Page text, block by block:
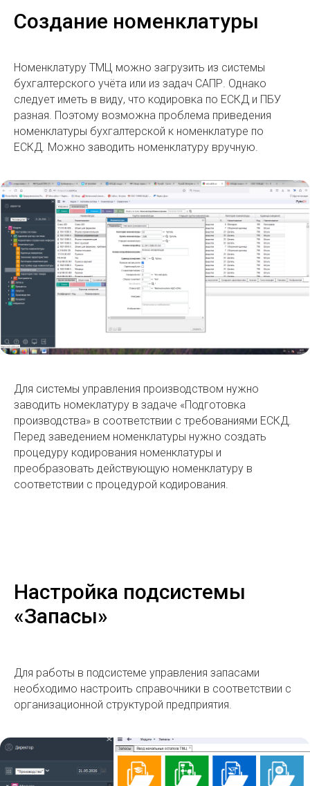
Создание номенклатуры
Номенклатуру ТМЦ можно загрузить из системы
бухгалтерского учёта или из задач САПР. Однако
следует иметь в виду, что кодировка по ЕСКД и ПБУ
разная. Поэтому возможна проблема приведения
номенклатуры бухгалтерской к номенклатуре по
ЕСКД. Можно заводить номенклатуру вручную.
Для системы управления производством нужно
заводить номеклатуру в задаче «Подготовка
производства» в соответствии с требованиями ЕСКД.
Перед заведением номенклатуры нужно создать
процедуру кодирования номенклатуры и
преобразовать действующую номенклатуру в
соответствии с процедурой кодирования.
Настройка подсистемы
«Запасы»
Для работы в подсистеме управления запасами
необходимо настроить справочники в соответствии с
организационной структурой предприятия.